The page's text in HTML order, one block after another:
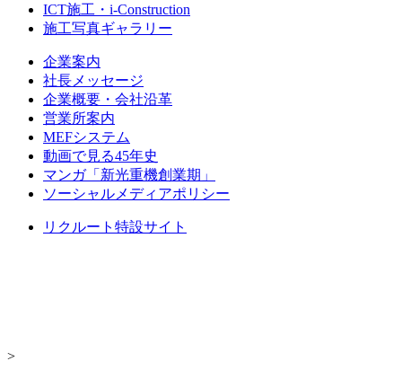
ICT施工・i-Construction
施工写真ギャラリー
企業案内
社長メッセージ
企業概要・会社沿革
営業所案内
MEFシステム
動画で見る45年史
マンガ「新光重機創業期」
ソーシャルメディアポリシー
リクルート特設サイト
>